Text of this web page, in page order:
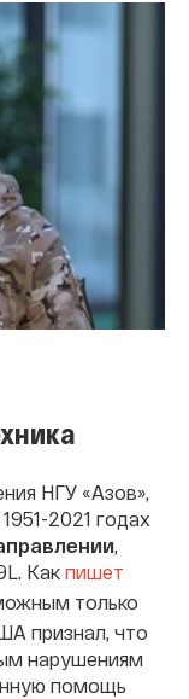
НГУ «Азов»,
1951-2021 годах
,
Как пишет
только
признал, что
нарушениям
помощь